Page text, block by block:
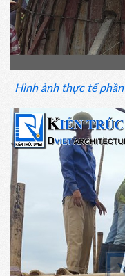
Hình ảnh thực tế